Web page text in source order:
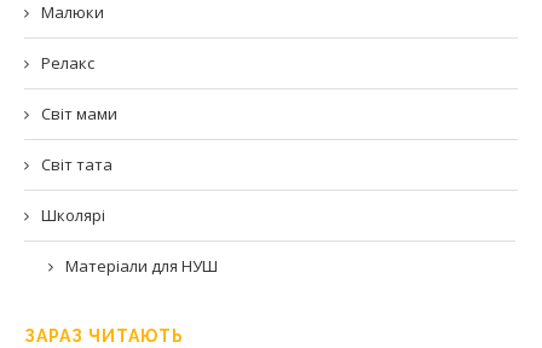
Малюки
Релакс
Світ мами
Світ тата
Школярі
Матеріали для НУШ
ЗАРАЗ ЧИТАЮТЬ